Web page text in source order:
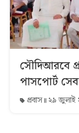
সৌদিআরবে
পাসপোর্ট
প্রবাস ২৯ জুলাই